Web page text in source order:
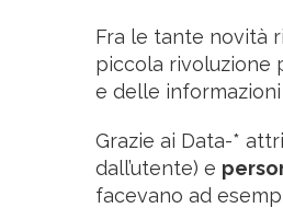
Fra le tante novità
piccola rivoluzione
e delle informazioni
Grazie ai Data-*
dall’utente) e
facevano ad